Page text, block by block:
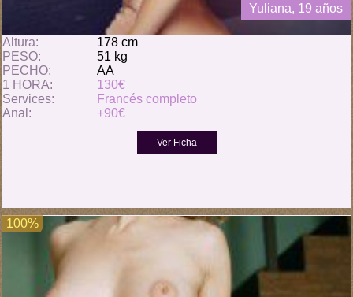
Yuliana, 19 años
Altura:
178 cm
PESO:
51 kg
PECHO:
AA
1 HORA:
130€
Services:
Francés completo
Anal:
+90€
100%